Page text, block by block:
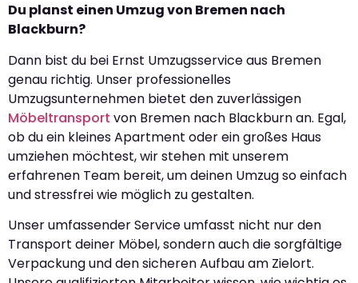
Du planst einen Umzug von Bremen nach
Blackburn?
Dann bist du bei Ernst Umzugsservice aus Bremen
genau richtig. Unser professionelles
Umzugsunternehmen bietet den zuverlässigen
Möbeltransport von Bremen nach Blackburn an. Egal,
ob du ein kleines Apartment oder ein großes Haus
umziehen möchtest, wir stehen mit unserem
erfahrenen Team bereit, um deinen Umzug so einfach
und stressfrei wie möglich zu gestalten.
Unser umfassender Service umfasst nicht nur den
Transport deiner Möbel, sondern auch die sorgfältige
Verpackung und den sicheren Aufbau am Zielort.